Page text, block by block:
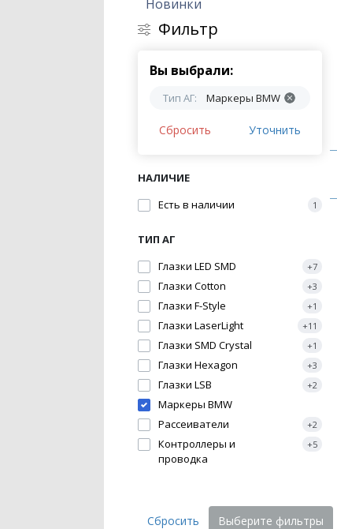
Новинки
Фильтр
Вы выбрали:
Тип АГ: Маркеры BMW
Сбросить Уточнить
НАЛИЧИЕ
Есть в наличии
1
ТИП АГ
Глазки LED SMD
+7
Глазки Cotton +3
Глазки F-Style +1
Глазки LaserLight +11
Глазки SMD Crystal +1
Глазки Hexagon +3
Глазки LSB +2
Маркеры BMW
Рассеиватели
+2
Контроллеры и
проводка
+5
Сбросить Выберите фильтры